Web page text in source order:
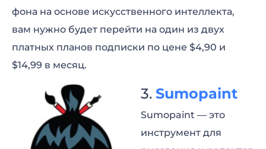
фона на основе искусственного интеллекта,
вам нужно будет перейти на один из двух
платных планов подписки по цене $4,90 и
$14,99 в месяц.
Sumopaint
Sumopaint — это
инструмент для